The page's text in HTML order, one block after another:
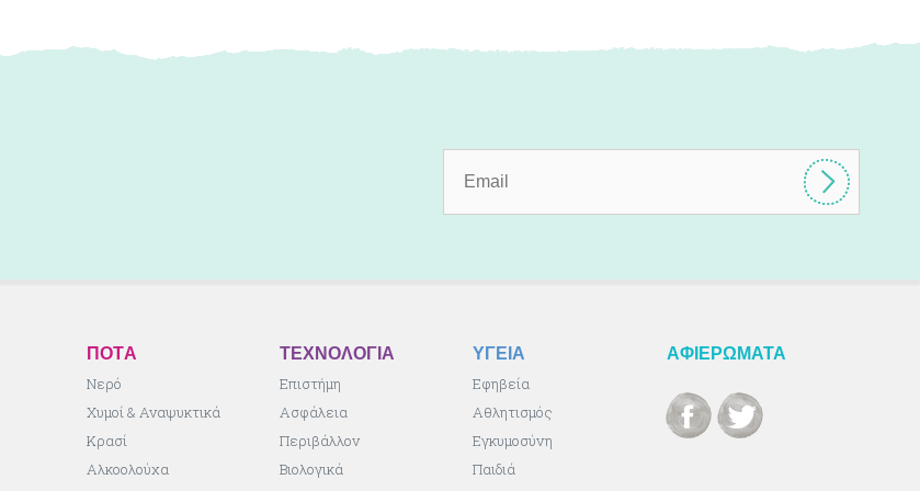
ΠΟΤA
Νερό
Χυμοί & Αναψυκτικά
Κρασί
Αλκοολούχα
ΤΕΧΝΟΛΟΓΙΑ
Επιστήμη
Ασφάλεια
Περιβάλλον
Βιολογικά
ΥΓΕΙΑ
Εφηβεία
Αθλητισμός
Εγκυμοσύνη
Παιδιά
ΑΦΙΕΡΩΜΑΤΑ